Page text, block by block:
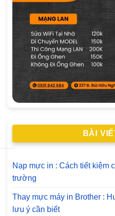
BÀI
Nạp mực in : Cách tiết kiệm
trường
Thay mực máy in Brother :
lưu ý cần biết